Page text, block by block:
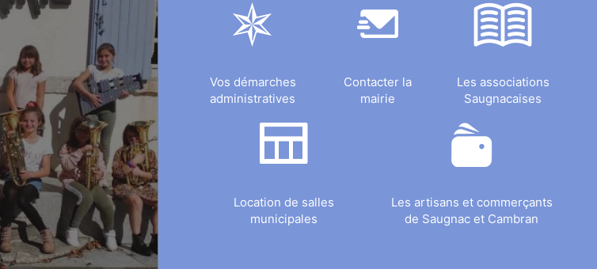
Vos démarches
administratives
Contacter la
mairie
Les associations
Saugnacaises
Location de salles
municipales
Les artisans et commerçants
de Saugnac et Cambran